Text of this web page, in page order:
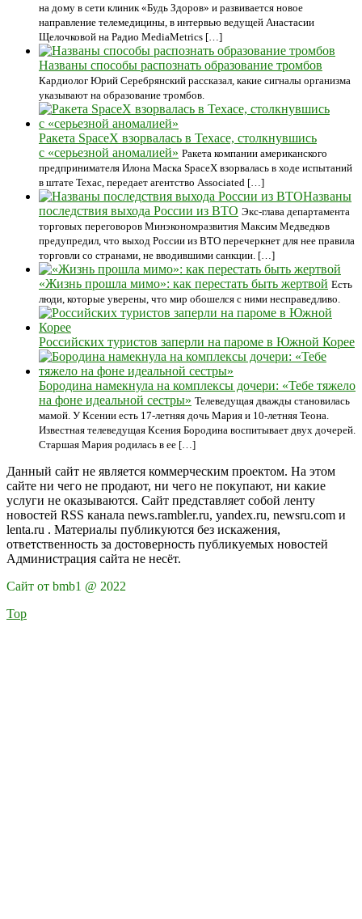
на дому в сети клиник «Будь Здоров» и развивается новое
направление телемедицины, в интервью ведущей Анастасии
Щелочковой на Радио MediaMetrics […]
Названы способы распознать образование тромбов
Кардиолог Юрий Серебрянский рассказал, какие сигналы организма
указывают на образование тромбов.
Ракета SpaceX взорвалась в Техасе, столкнувшись
с «серьезной аномалией» Ракета компании американского
предпринимателя Илона Маска SpaceX взорвалась в ходе испытаний
в штате Техас, передает агентство Associated […]
Названы
последствия выхода России из ВТО Экс-глава департамента
торговых переговоров Минэкономразвития Максим Медведков
предупредил, что выход России из ВТО перечеркнет для нее правила
торговли со странами, не вводившими санкции. […]
«Жизнь прошла мимо»: как перестать быть жертвой Есть
люди, которые уверены, что мир обошелся с ними несправедливо.
Российских туристов заперли на пароме в Южной Корее
Бородина намекнула на комплексы дочери: «Тебе тяжело
на фоне идеальной сестры» Телеведущая дважды становилась
мамой. У Ксении есть 17-летняя дочь Мария и 10-летняя Теона.
Известная телеведущая Ксения Бородина воспитывает двух дочерей.
Старшая Мария родилась в ее […]
Данный сайт не является коммерческим проектом. На этом
сайте ни чего не продают, ни чего не покупают, ни какие
услуги не оказываются. Сайт представляет собой ленту
новостей RSS канала news.rambler.ru, yandex.ru, newsru.com и
lenta.ru . Материалы публикуются без искажения,
ответственность за достоверность публикуемых новостей
Администрация сайта не несёт.
Сайт от bmb1 @ 2022
Top